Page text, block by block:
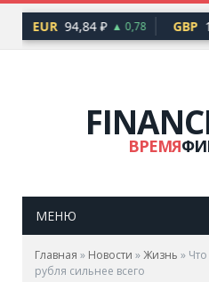
EUR 94,84 ₽ ▲ 0,78 GBP
ВРЕМЯ
МЕНЮ
Главная » Новости »Жизнь »
рубля сильнее всего